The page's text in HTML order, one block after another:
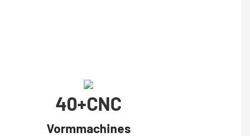
40+cNC
Vormmachines